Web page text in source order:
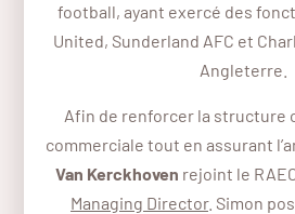
football, ayant exercé des
United, Sunderland AFC et
Angleterre.
Afin de renforcer la structure
commerciale tout en assurant
Van Kerckhoven rejoint le
Managing Director. Simon